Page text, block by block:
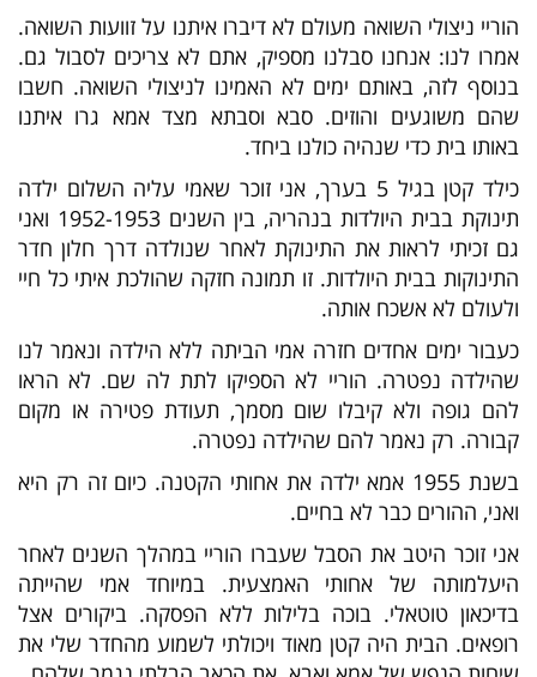
הוריי ניצולי השואה מעולם לא דיברו איתנו על זוועות השואה.
אמרו לנו: אנחנו סבלנו מספיק, אתם לא צריכים לסבול גם.
בנוסף לזה, באותם ימים לא האמינו לניצולי השואה. חשבו
שהם משוגעים והוזים. סבא וסבתא מצד אמא גרו איתנו
באותו בית כדי שנהיה כולנו ביחד.
כילד קטן בגיל 5 בערך, אני זוכר שאמי עליה השלום ילדה
תינוקת בבית היולדות בנהריה, בין השנים 1952-1953 ואני
גם זכיתי לראות את התינוקת לאחר שנולדה דרך חלון חדר
התינוקות בבית היולדות. זו תמונה חזקה שהולכת איתי כל חיי
ולעולם לא אשכח אותה.
כעבור ימים אחדים חזרה אמי הביתה ללא הילדה ונאמר לנו
שהילדה נפטרה. הוריי לא הספיקו לתת לה שם. לא הראו
להם גופה ולא קיבלו שום מסמך, תעודת פטירה או מקום
קבורה. רק נאמר להם שהילדה נפטרה.
בשנת 1955 אמא ילדה את אחותי הקטנה. כיום זה רק היא
ואני, ההורים כבר לא בחיים.
אני זוכר היטב את הסבל שעברו הוריי במהלך השנים לאחר
היעלמותה של אחותי האמצעית. במיוחד אמי שהייתה
בדיכאון טוטאלי. בוכה בלילות ללא הפסקה. ביקורים אצל
רופאים. הבית היה קטן מאוד ויכולתי לשמוע מהחדר שלי את